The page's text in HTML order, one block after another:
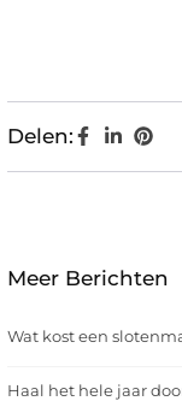
Delen:
Meer Berichten
Wat kost een
Haal het hele jaar